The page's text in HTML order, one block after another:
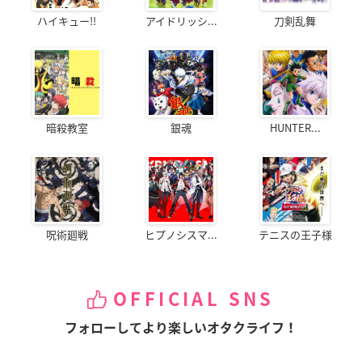
ハイキュー!! アイドリッシ... 刀剣乱舞
暗殺教室 銀魂 HUNTER...
呪術廻戦 ヒプノシスマ... テニスの王子様
OFFICIAL SNS
フォローしてより楽しいオタクライフ！